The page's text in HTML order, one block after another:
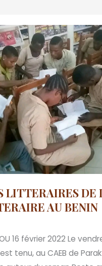
LITTERAIRES DE
AU BENIN
16 février 2022 Le
tenu, au CAEB de